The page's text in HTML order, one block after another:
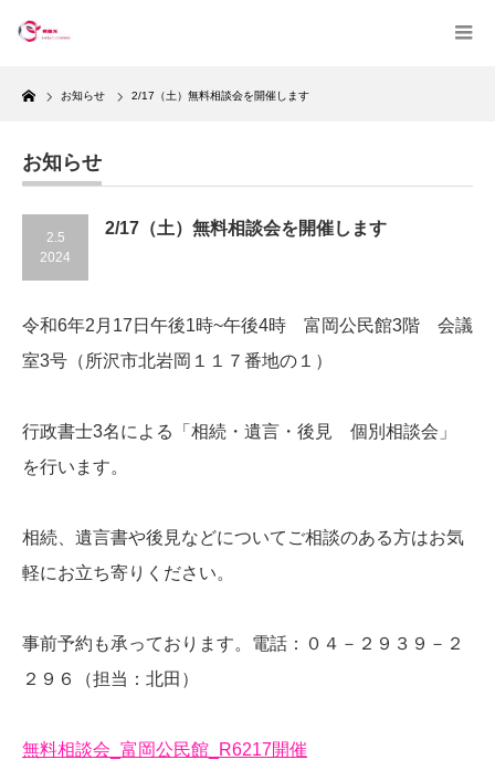
Home
お知らせ 2/17（土）無料相談会を開催します
お知らせ
2.5
2024
2/17（土）無料相談会を開催します
令和6年2月17日午後1時~午後4時 富岡公民館3階 会議
室3号（所沢市北岩岡１１７番地の１）
行政書士3名による「相続・遺言・後見 個別相談会」
を行います。
相続、遺言書や後見などについてご相談のある方はお気
軽にお立ち寄りください。
事前予約も承っております。電話：０４－２９３９－２
２９６（担当：北田）
無料相談会_富岡公民館_R6217開催